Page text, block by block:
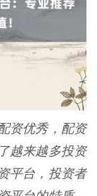
资优秀，配资
越来越多投资
平台，投资者